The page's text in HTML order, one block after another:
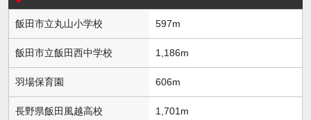
飯田市立丸山小学校 597m
飯田市立飯田西中学校 1,186m
羽場保育園 606m
長野県飯田風越高校 1,701m